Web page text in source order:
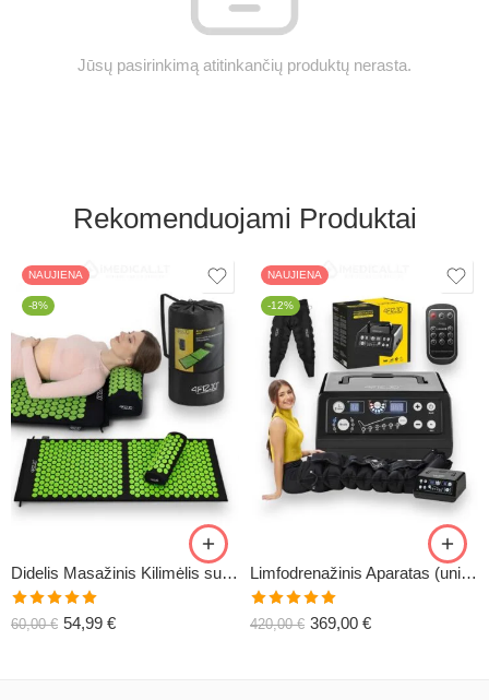
Jūsų pasirinkimą atitinkančių produktų nerasta.
Rekomenduojami Produktai
NAUJIENA
-8%
Didelis Masažinis Kilimėlis su Pagalve XL-CLASSIC1
Įvertinimas:
5.00
60,00€ 54,99 €
NAUJIENA
-12%
Limfodrenažinis Aparatas (universalus) C6
Įvertinimas:
5.00
420,00€ 369,00 €